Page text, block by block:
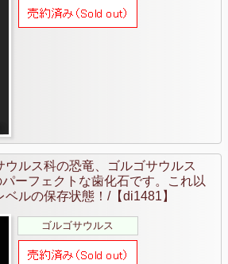
ウルス科の恐竜、ゴルゴサウルス
パーフェクトな歯化石です。これ以
ベルの保存状態！/【di1481】
ゴルゴサウルス